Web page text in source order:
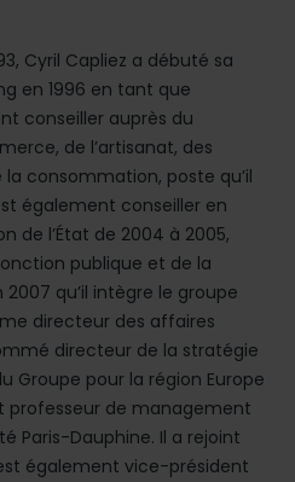
Cyril Capliez a débuté sa
en 1996 en tant que
conseiller auprès du
de l’artisanat, des
consommation, poste qu’il
également conseiller en
de l’État de 2004 à 2005,
publique et de la
2007 qu’il intègre le groupe
directeur des affaires
directeur de la stratégie
Groupe pour la région Europe
professeur de management
Paris-Dauphine. Il a rejoint
est également vice-président